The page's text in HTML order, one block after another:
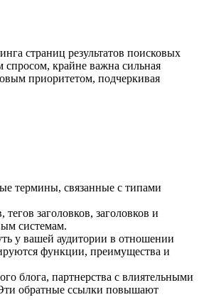
страниц результатов поисковых
крайне важна сильная
приоритетом, подчеркивая
термины, связанные с типами
заголовков, заголовков и
системам.
у вашей аудитории в отношении
функции, преимущества и
блога, партнерства с влиятельными
Эти обратные ссылки повышают